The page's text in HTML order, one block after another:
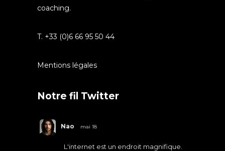
coaching.
T. +33 (0)6 66 95 50 44
Mentions légales
Notre fil Twitter
Nao mai 18
L'internet est un endroit magnifique.